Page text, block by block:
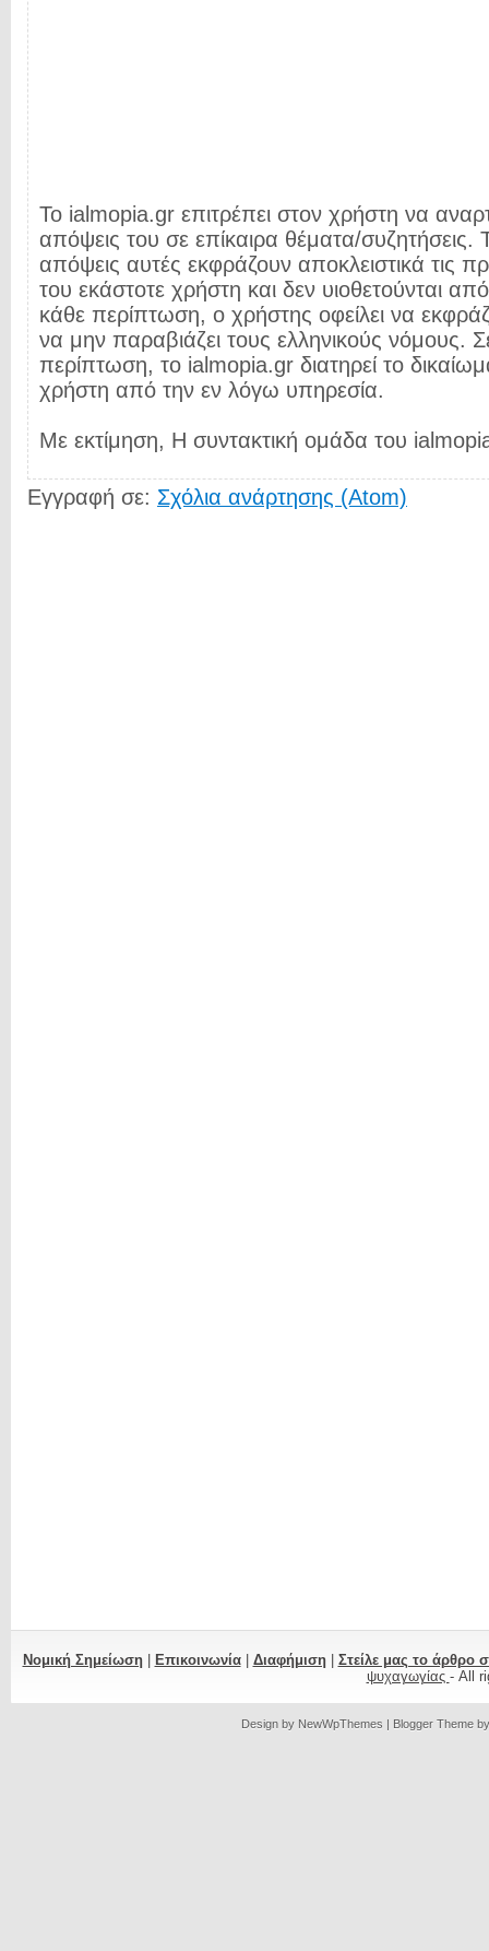
Το ialmopia.gr επιτρέπει στον χρήστη να
απόψεις του σε επίκαιρα θέματα/συζητήσεις.
απόψεις αυτές εκφράζουν αποκλειστικά τις
του εκάστοτε χρήστη και δεν υιοθετούνται
κάθε περίπτωση, ο χρήστης οφείλει να
να μην παραβιάζει τους ελληνικούς νόμους.
περίπτωση, το ialmopia.gr διατηρεί το
χρήστη από την εν λόγω υπηρεσία.
Με εκτίμηση, Η συντακτική ομάδα του
Εγγραφή σε: Σχόλια ανάρτησης (Atom)
Νομική Σημείωση| Επικοινωνία| Διαφήμιση| Στείλε μας το άρθρο
ψυχαγωγίας - All
Design by NewWpThemes | Blogger Theme